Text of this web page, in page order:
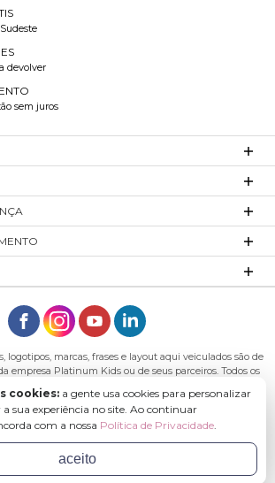
devolver
sem juros
logotipos, marcas, frases e layout aqui veiculados são de
empresa Platinum Kids ou de seus parceiros. Todos os
Kids - Platinum Indústria de Confecções LTDA -
Endereço: Rod. Ivo Silveira, n° 7505 - Bateias, Gaspar - SC,
89113-040
cookies: a gente usa cookies para personalizar
sua experiência no site. Ao continuar
com a nossa Política de Privacidade.
aceito